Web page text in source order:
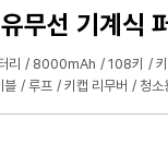
무선 기계식
리 8000mAh 108키
블 루프 키캡 리무버 청소